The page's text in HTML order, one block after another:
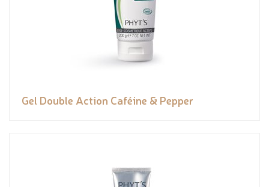
Gel Double Action Caféine & Pepper